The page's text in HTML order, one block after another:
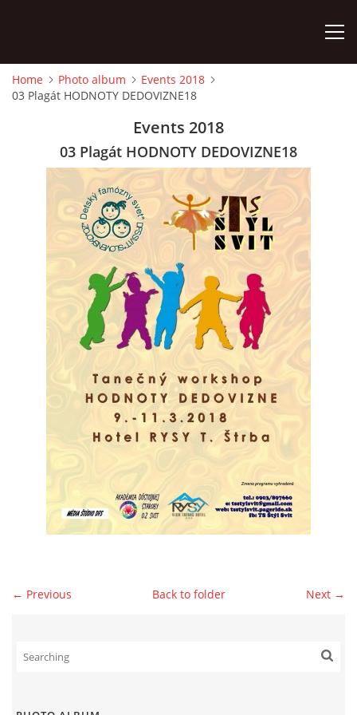
HOME
PHOTO ALBUM
Detský famózny svet SVIT
Korešp. adresa:
kpt. Nálepku 98
059 21 SVIT
SLOVENSKO
00421/903/897660
dfssvit@gmail.com
Slovenčina
© 2026 eStránky.sk|WebSlice |Print|Updated: 2026-07-13
Home Photo album
Events 2018
03 Plagát HODNOTY DEDOVIZNE18
Events 2018
03 Plagát HODNOTY DEDOVIZNE18
← Previous Next →
Back to folder